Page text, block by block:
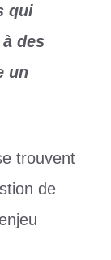
qui
des
un
trouvent
de